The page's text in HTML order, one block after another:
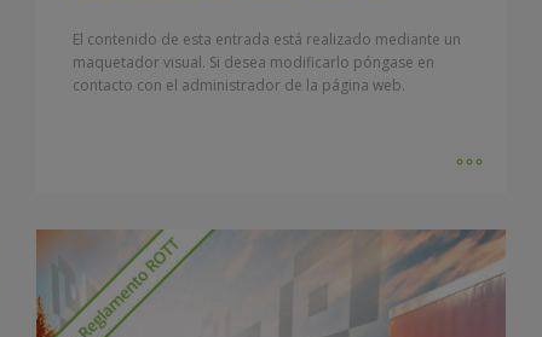
El contenido de esta entrada está realizado mediante un
maquetador visual. Si desea modificarlo póngase en
contacto con el administrador de la página web.